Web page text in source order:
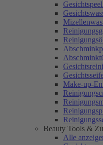
Make-up-
Beauty Tools &
Alle